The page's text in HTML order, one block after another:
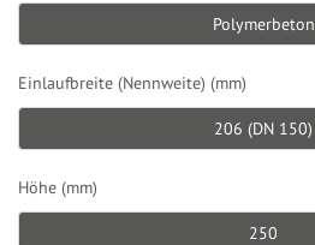
Polymerbeton
Einlaufbreite (Nennweite) (mm)
206 (DN 150)
Höhe (mm)
250